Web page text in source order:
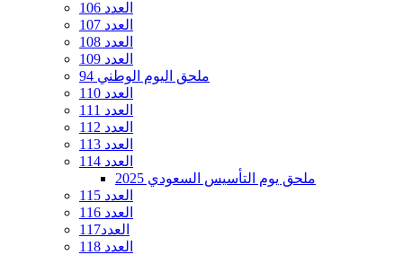
العدد 106
العدد 107
العدد 108
العدد 109
ملحق اليوم الوطني 94
العدد 110
العدد 111
العدد 112
العدد 113
العدد 114
ملحق يوم التأسيس السعودي 2025
العدد 115
العدد 116
العدد117
العدد 118